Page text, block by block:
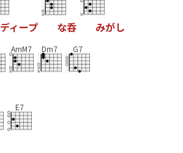
ディープ な呑 みがし
AmM7 Dm7 G7
E7